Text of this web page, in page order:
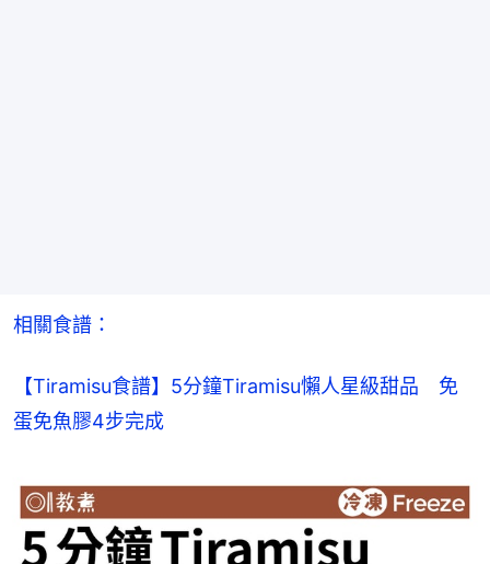
相關食譜：
【Tiramisu食譜】5分鐘Tiramisu懶人星級甜品　免
蛋免魚膠4步完成